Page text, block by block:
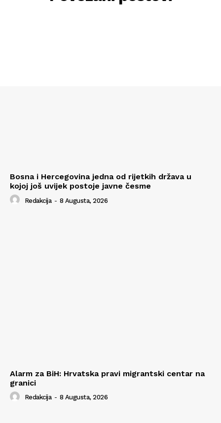
Bosna i Hercegovina jedna od rijetkih država u
kojoj još uvijek postoje javne česme
Redakcija - 8 Augusta, 2026
Alarm za BiH: Hrvatska pravi migrantski centar na
granici
Redakcija - 8 Augusta, 2026